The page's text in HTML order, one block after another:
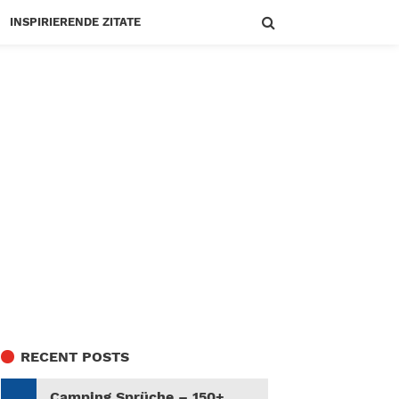
INSPIRIERENDE ZITATE
RECENT POSTS